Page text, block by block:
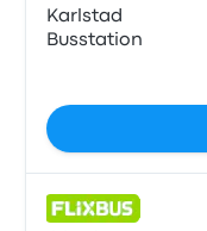
Karlstad
Busstation